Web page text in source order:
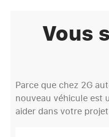
Vous
Parce que chez 2G
nouveau véhicule est
aider dans votre